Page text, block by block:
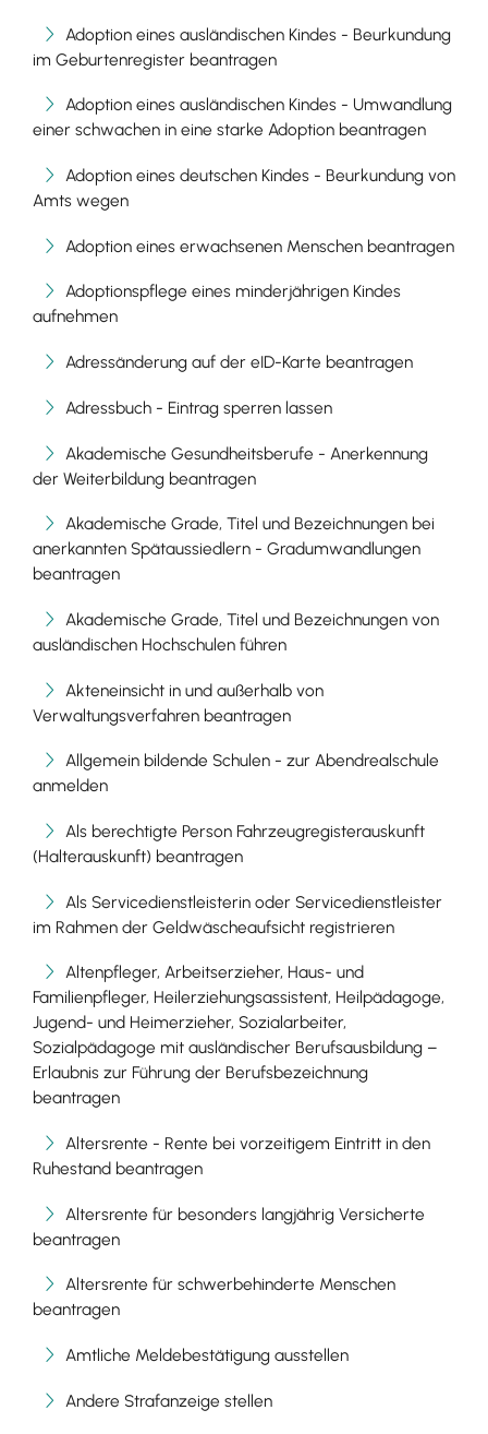
Adoption eines ausländischen Kindes - Beurkundung
im Geburtenregister beantragen
Adoption eines ausländischen Kindes - Umwandlung
einer schwachen in eine starke Adoption beantragen
Adoption eines deutschen Kindes - Beurkundung von
Amts wegen
Adoption eines erwachsenen Menschen beantragen
Adoptionspflege eines minderjährigen Kindes
aufnehmen
Adressänderung auf der eID-Karte beantragen
Adressbuch - Eintrag sperren lassen
Akademische Gesundheitsberufe - Anerkennung
der Weiterbildung beantragen
Akademische Grade, Titel und Bezeichnungen bei
anerkannten Spätaussiedlern - Gradumwandlungen
beantragen
Akademische Grade, Titel und Bezeichnungen von
ausländischen Hochschulen führen
Akteneinsicht in und außerhalb von
Verwaltungsverfahren beantragen
Allgemein bildende Schulen - zur Abendrealschule
anmelden
Als berechtigte Person Fahrzeugregisterauskunft
(Halterauskunft) beantragen
Als Servicedienstleisterin oder Servicedienstleister
im Rahmen der Geldwäscheaufsicht registrieren
Altenpfleger, Arbeitserzieher, Haus- und
Familienpfleger, Heilerziehungsassistent, Heilpädagoge,
Jugend- und Heimerzieher, Sozialarbeiter,
Sozialpädagoge mit ausländischer Berufsausbildung –
Erlaubnis zur Führung der Berufsbezeichnung
beantragen
Altersrente - Rente bei vorzeitigem Eintritt in den
Ruhestand beantragen
Altersrente für besonders langjährig Versicherte
beantragen
Altersrente für schwerbehinderte Menschen
beantragen
Amtliche Meldebestätigung ausstellen
Andere Strafanzeige stellen